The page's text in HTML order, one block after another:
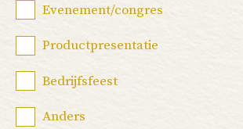
Evenement/congres
Productpresentatie
Bedrijfsfeest
Anders